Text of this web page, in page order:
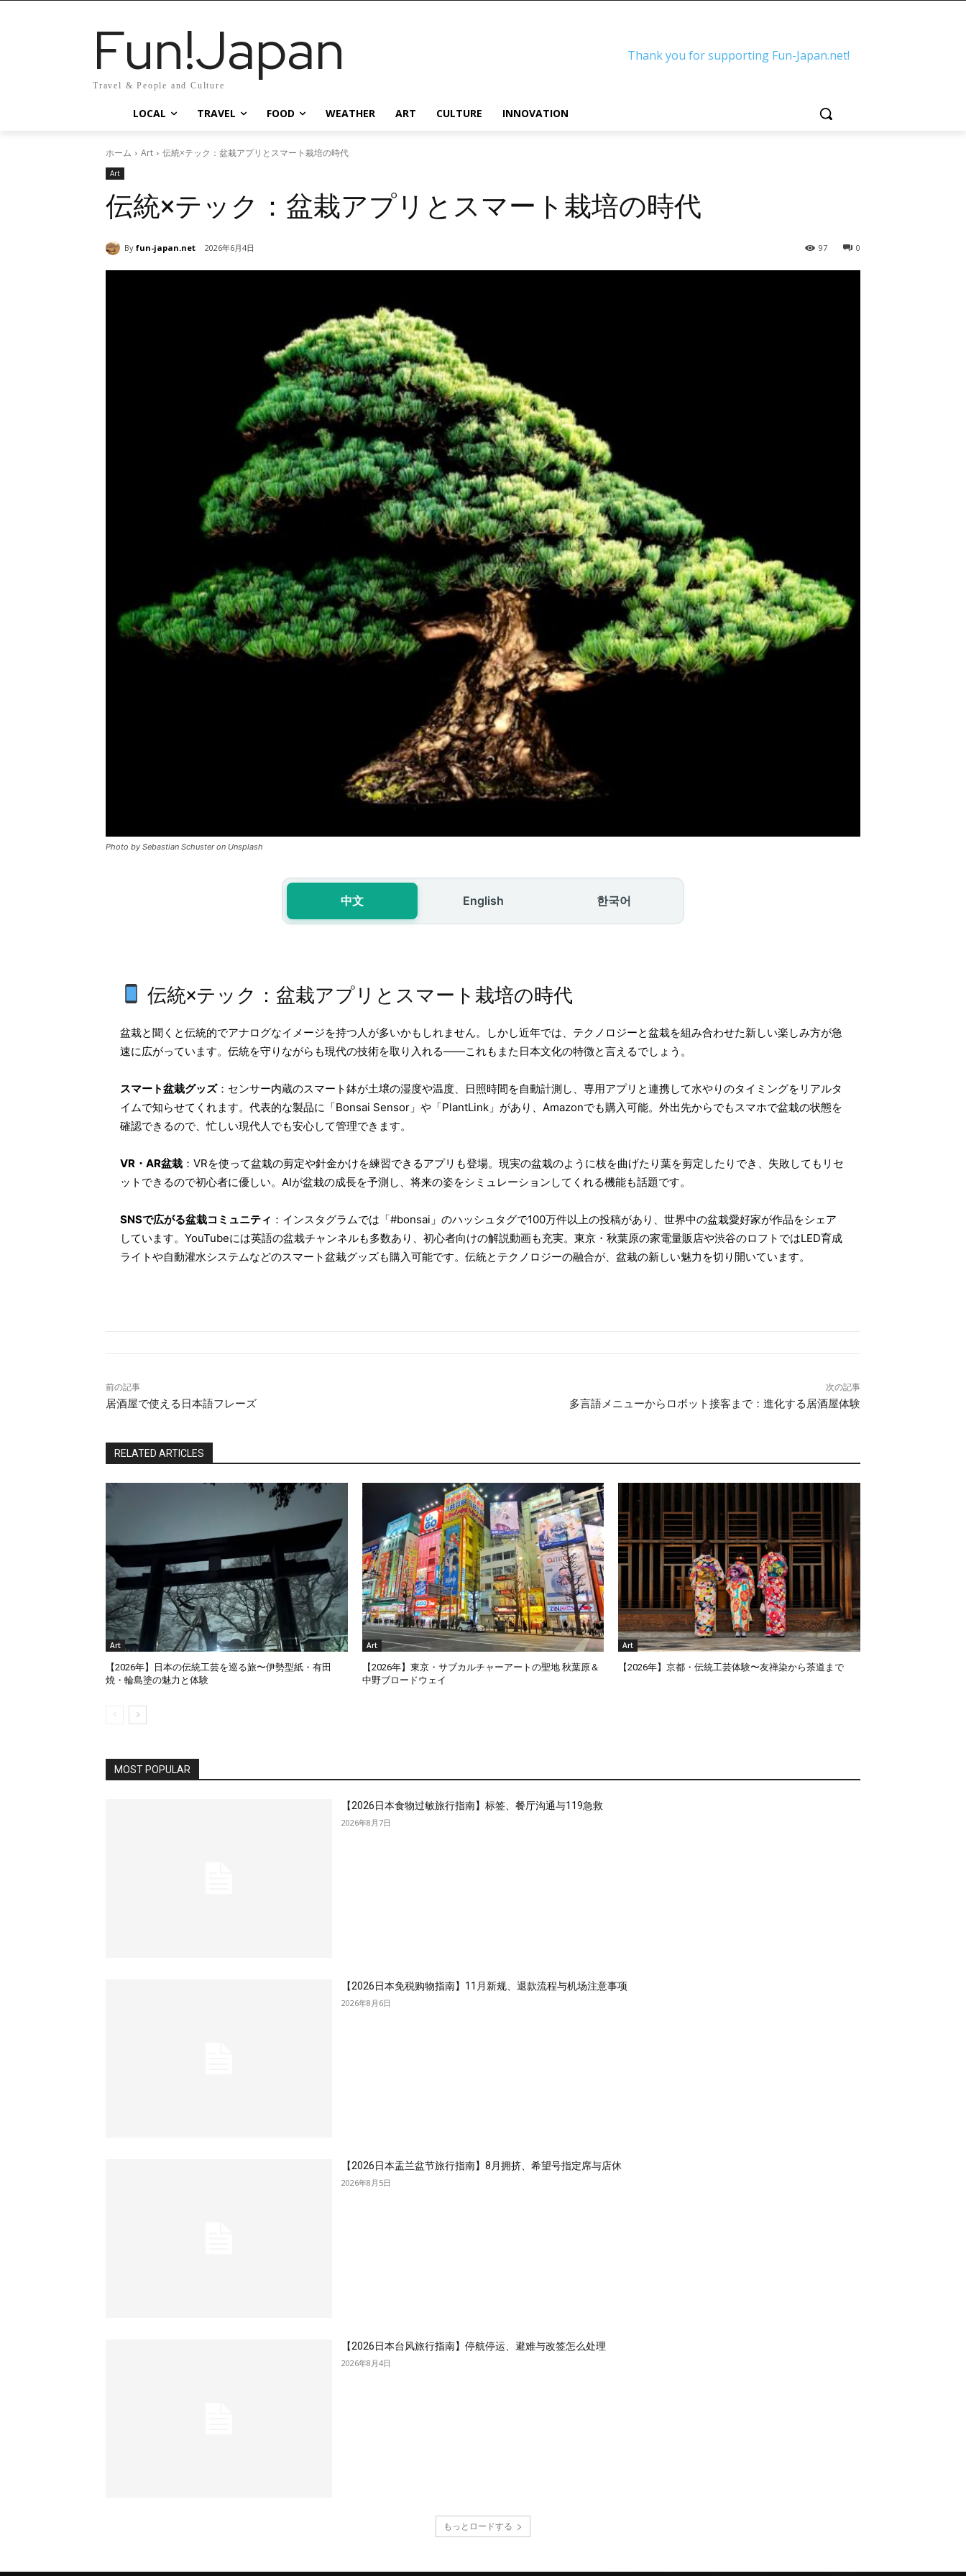
Fun!Japan
Travel & People and Culture
Thank you for supporting Fun-Japan.net!
LOCAL TRAVEL FOOD WEATHER ART CULTURE INNOVATION
ホーム Art 伝統×テック：盆栽アプリとスマート栽培の時代
Art
伝統×テック：盆栽アプリとスマート栽培の時代
By fun-japan.net 2026年6月4日 0
97
Photo by Sebastian Schuster on Unsplash
中文 English 한국어
伝統×テック：盆栽アプリとスマート栽培の時代
盆栽と聞くと伝統的でアナログなイメージを持つ人が多いかもしれません。しかし近年では、テクノロジーと盆栽を組み合わせた新しい楽しみ方が急
速に広がっています。伝統を守りながらも現代の技術を取り入れる——これもまた日本文化の特徴と言えるでしょう。
スマート盆栽グッズ：センサー内蔵のスマート鉢が土壌の湿度や温度、日照時間を自動計測し、専用アプリと連携して水やりのタイミングをリアルタ
イムで知らせてくれます。代表的な製品に「Bonsai Sensor」や「PlantLink」があり、Amazonでも購入可能。外出先からでもスマホで盆栽の状態を
確認できるので、忙しい現代人でも安心して管理できます。
VR・AR盆栽 ：VRを使って盆栽の剪定や針金かけを練習できるアプリも登場。現実の盆栽のように枝を曲げたり葉を剪定したりでき、失敗してもリセ
ットできるので初心者に優しい。AIが盆栽の成長を予測し、将来の姿をシミュレーションしてくれる機能も話題です。
SNSで広がる盆栽コミュニティ ：インスタグラムでは「#bonsai」のハッシュタグで100万件以上の投稿があり、世界中の盆栽愛好家が作品をシェア
しています。YouTubeには英語の盆栽チャンネルも多数あり、初心者向けの解説動画も充実。東京・秋葉原の家電量販店や渋谷のロフトではLED育成
ライトや自動灌水システムなどのスマート盆栽グッズも購入可能です。伝統とテクノロジーの融合が、盆栽の新しい魅力を切り開いています。
前の記事
居酒屋で使える日本語フレーズ
次の記事
多言語メニューからロボット接客まで：進化する居酒屋体験
RELATED ARTICLES
Art
【2026年】日本の伝統工芸を巡る旅〜伊勢型紙・有田
焼・輪島塗の魅力と体験
Art
【2026年】東京・サブカルチャーアートの聖地 秋葉原＆
中野ブロードウェイ
Art
【2026年】京都・伝統工芸体験〜友禅染から茶道まで
MOST POPULAR
【2026日本食物过敏旅行指南】标签、餐厅沟通与119急救
2026年8月7日
【2026日本免税购物指南】11月新规、退款流程与机场注意事项
2026年8月6日
【2026日本盂兰盆节旅行指南】8月拥挤、希望号指定席与店休
2026年8月5日
【2026日本台风旅行指南】停航停运、避难与改签怎么处理
2026年8月4日
もっとロードする